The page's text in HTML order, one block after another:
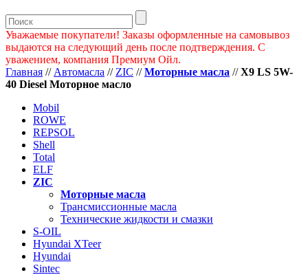
Уважаемые покупатели! Заказы оформленные на самовывоз
выдаются на следующий день после подтверждения. С
уважением, компания Премиум Ойл.
Главная //Автомасла //ZIC //Моторные масла //X9 LS 5W-
40 Diesel Моторное масло
Mobil
ROWE
REPSOL
Shell
Total
ELF
ZIC
Моторные масла
Трансмиссионные масла
Технические жидкости и смазки
S-OIL
Hyundai XTeer
Hyundai
Sintec